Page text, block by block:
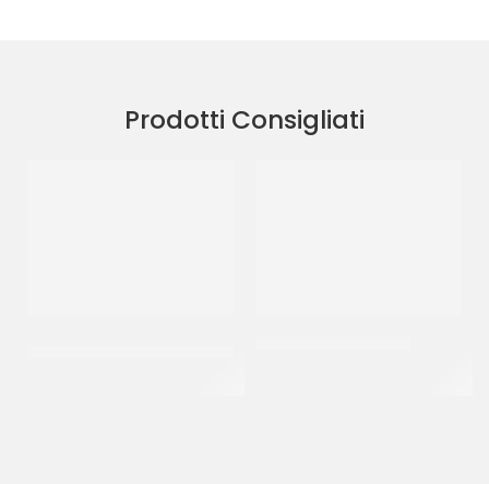
Prodotti Consigliati